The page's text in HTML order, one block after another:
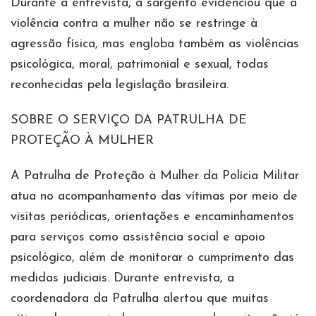
Durante a entrevista, a sargento evidenciou que a
violência contra a mulher não se restringe à
agressão física, mas engloba também as violências
psicológica, moral, patrimonial e sexual, todas
reconhecidas pela legislação brasileira.
SOBRE O SERVIÇO DA PATRULHA DE
PROTEÇÃO À MULHER
A Patrulha de Proteção à Mulher da Polícia Militar
atua no acompanhamento das vítimas por meio de
visitas periódicas, orientações e encaminhamentos
para serviços como assistência social e apoio
psicológico, além de monitorar o cumprimento das
medidas judiciais. Durante entrevista, a
coordenadora da Patrulha alertou que muitas